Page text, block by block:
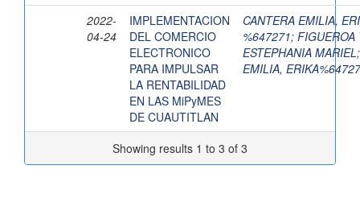
2022-
04-24
IMPLEMENTACION
DEL COMERCIO
ELECTRONICO
PARA IMPULSAR
LA RENTABILIDAD
EN LAS MiPyMES
DE CUAUTITLAN
CANTERA EMILIA,
%647271; FIGUEROA
ESTEPHANIA MARIEL
EMILIA,
Showing results 1 to 3 of 3